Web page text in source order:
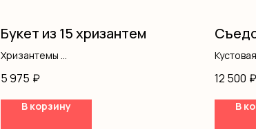
Букет из 15 хризантем
Хризантемы
5 975 ₽
В корзину
Киндеры
12 500 ₽
В